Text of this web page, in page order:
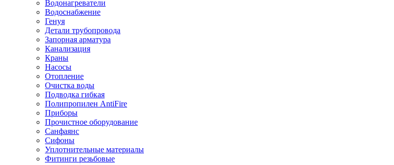
Водонагреватели
Водоснабжение
Генуя
Детали трубопровода
Запорная арматура
Канализация
Краны
Насосы
Отопление
Очистка воды
Подводка гибкая
Полипропилен AntiFire
Приборы
Прочистное оборудование
Санфаянс
Сифоны
Уплотнительные материалы
Фитинги резьбовые